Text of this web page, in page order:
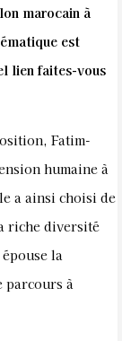
marocain à
est
lien faites-vous
Fatim-
humaine à
a ainsi choisi de
riche diversité
la
parcours à